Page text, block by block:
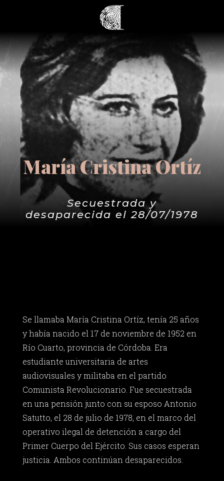
María Cristina Ortíz
Secuestrada y
desaparecida el 28/07/1978
Se llamaba María Cristina Ortíz, tenía 25 años
y había nacido el 17 de noviembre de 1952 en
Río Cuarto, provincia de Córdoba. Era
estudiante universitaria de artes
audiovisuales y militaba en el partido
Comunista Revolucionario. Fue secuestrada
en una pensión junto con su esposo Antonio
Satutto, el 28 de julio de 1978, en el marco del
operativo ilegal de detención a cargo del
Primer Cuerpo del Ejército. Sus casos esperan
justicia. Ambos continúan desaparecidos.